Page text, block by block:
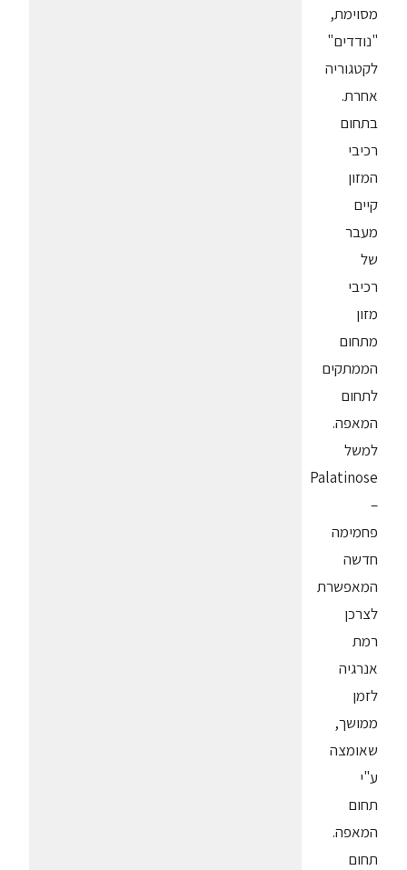
מסוימת,
"נודדים"
לקטגוריה
אחרת.
בתחום
רכיבי
המזון
קיים
מעבר
של
רכיבי
מזון
מתחום
הממתקים
לתחום
המאפה.
למשל
Palatinose
–
פחמימה
חדשה
המאפשרת
לצרכן
רמת
אנרגיה
לזמן
ממושך,
שאומצה
ע"י
תחום
המאפה.
תחום